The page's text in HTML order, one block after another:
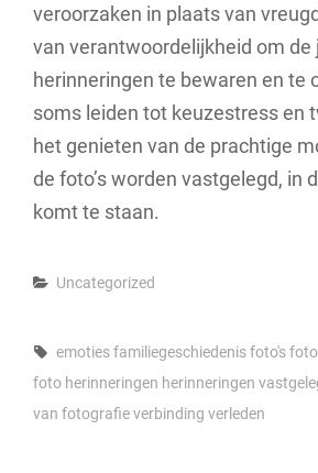
veroorzaken in plaats van
van verantwoordelijkheid om de
herinneringen te bewaren en te
soms leiden tot keuzestress en
het genieten van de prachtige
de foto’s worden vastgelegd, in
komt te staan.
Categories
Uncategorized
Tags,
emotiesfamiliegeschiedenisfoto's
foto herinneringen herinneringen
van fotografieverbinding verleden